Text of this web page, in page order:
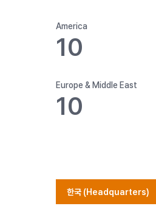
America
10
Europe & Middle East
10
한국 (Headquarters)